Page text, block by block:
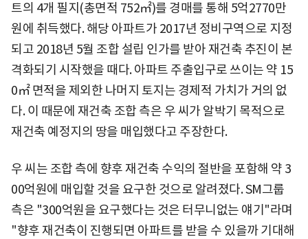
트의 4개 필지(총면적 752㎡)를 경매를 통해 5억2770만
원에 취득했다. 해당 아파트가 2017년 정비구역으로 지정
되고 2018년 5월 조합 설립 인가를 받아 재건축 추진이 본
격화되기 시작했을 때다. 아파트 주출입구로 쓰이는 약 15
0㎡ 면적을 제외한 나머지 토지는 경제적 가치가 거의 없
다. 이 때문에 재건축 조합 측은 우 씨가 알박기 목적으로
재건축 예정지의 땅을 매입했다고 주장한다.
우 씨는 조합 측에 향후 재건축 수익의 절반을 포함해 약 3
00억원에 매입할 것을 요구한 것으로 알려졌다. SM그룹
측은 "300억원을 요구했다는 것은 터무니없는 얘기"라며
"향후 재건축이 진행되면 아파트를 받을 수 있을까 기대해